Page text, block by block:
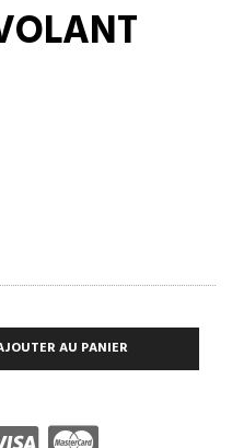
AU PANIER